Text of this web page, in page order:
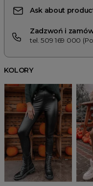
Ask about
Zadzwoń i
tel. 509 169 000
KOLORY